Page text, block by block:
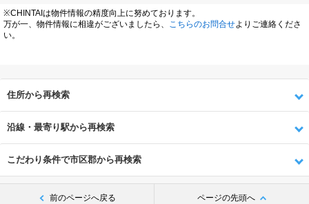
※CHINTAIは物件情報の精度向上に努めております。
万が一、物件情報に相違がございましたら、 こちらのお問合せよりご連絡くださ
い。
住所から再検索
沿線・最寄り駅から再検索
こだわり条件で市区郡から再検索
前のページへ戻る ページの先頭へ